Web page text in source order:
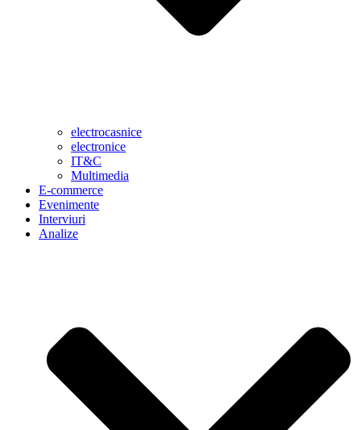
electrocasnice
electronice
IT&C
Multimedia
E-commerce
Evenimente
Interviuri
Analize